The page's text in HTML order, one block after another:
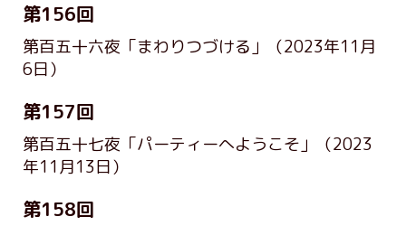
第156回
第百五十六夜「まわりつづける」
（2023年11月
6日）
第157回
第百五十七夜「パーティーへようこそ」
（2023
年11月13日）
第158回